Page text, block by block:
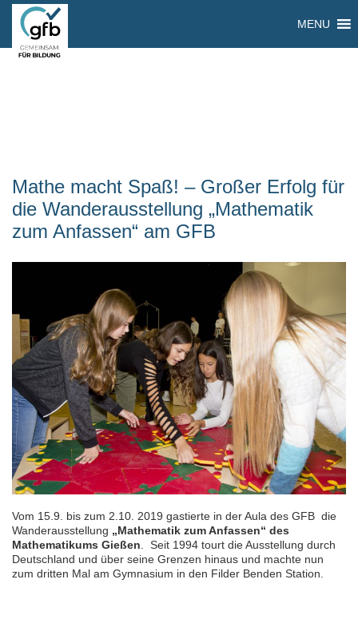
MENU
Mathe macht Spaß! – Großer Erfolg für
die Wanderausstellung „Mathematik
zum Anfassen“ am GFB
Vom 15.9. bis zum 2.10. 2019 gastierte in der Aula des GFB die
Wanderausstellung „Mathematik zum Anfassen“ des
Mathematikums Gießen . Seit 1994 tourt die Ausstellung durch
Deutschland und über seine Grenzen hinaus und machte nun
zum dritten Mal am Gymnasium in den Filder Benden Station.